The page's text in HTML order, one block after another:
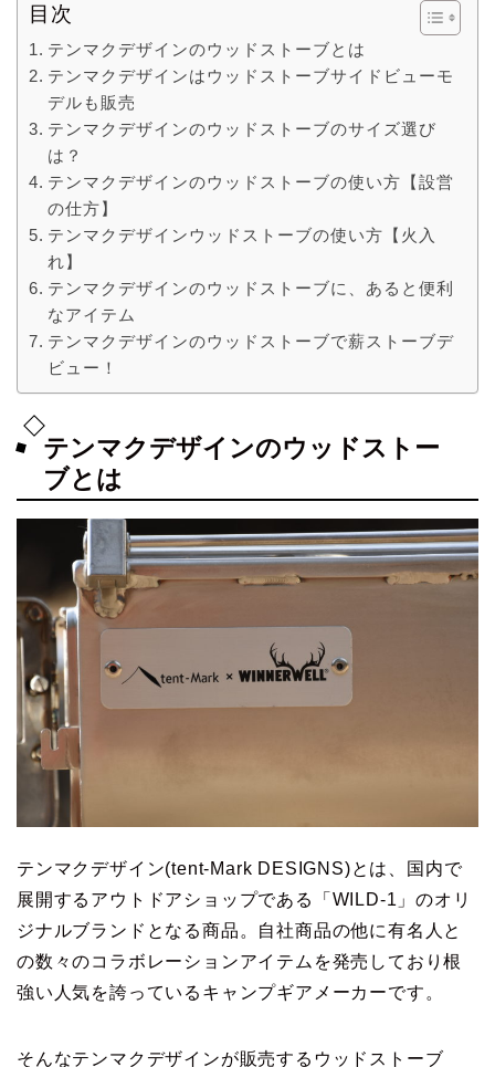
目次
テンマクデザインのウッドストーブとは
テンマクデザインはウッドストーブサイドビューモ
デルも販売
テンマクデザインのウッドストーブのサイズ選び
は？
テンマクデザインのウッドストーブの使い方【設営
の仕方】
テンマクデザインウッドストーブの使い方【火入
れ】
テンマクデザインのウッドストーブに、あると便利
なアイテム
テンマクデザインのウッドストーブで薪ストーブデ
ビュー！
テンマクデザインのウッドストー
ブとは
テンマクデザイン(tent-Mark DESIGNS)とは、国内で
展開するアウトドアショップである「WILD-1」のオリ
ジナルブランドとなる商品。自社商品の他に有名人と
の数々のコラボレーションアイテムを発売しており根
強い人気を誇っているキャンプギアメーカーです。
そんなテンマクデザインが販売するウッドストーブ